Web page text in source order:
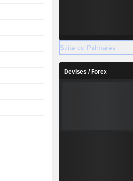
Suite du Palmarès
Devises / Forex